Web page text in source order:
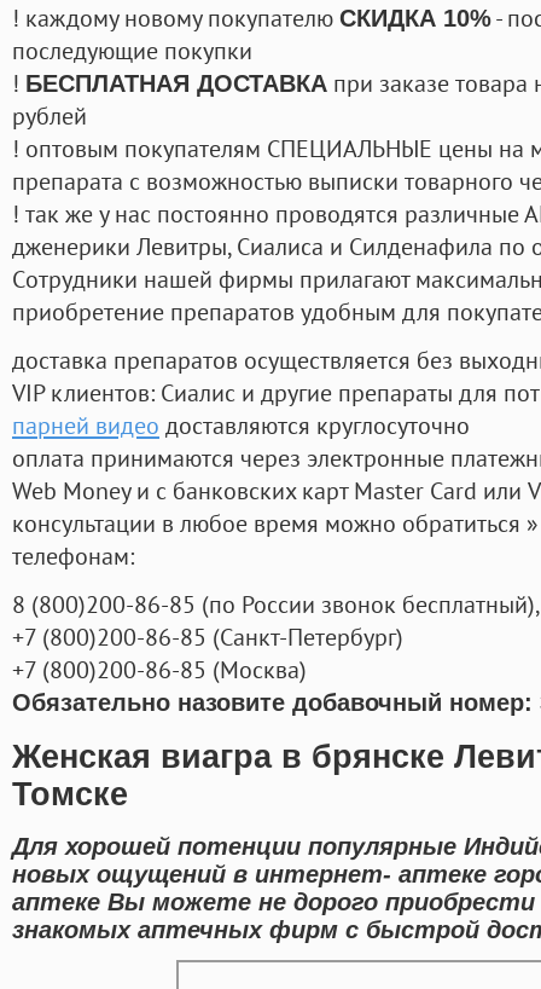
! каждому новому покупателю СКИДКА 10%-
последующие покупки
! БЕСПЛАТНАЯ ДОСТАВКА при заказе
рублей
! оптовым покупателям СПЕЦИАЛЬНЫЕ цены на
препарата с возможностью выписки товарного
! так же у нас постоянно проводятся
дженерики Левитры, Сиалиса и Силденафила по
Cотрудники нашей фирмы прилагают
приобретение препаратов удобным для
доставка препаратов осуществляется без
VIP клиентов: Сиалис и другие препараты для
парней видео доставляются круглосуточно
оплата принимаются через электронные
Web Money и с банковских карт Master Card или
консультации в любое время можно обратиться
телефонам:
8 (800)200-86-85 (по России звонок бесплатный),
+7 (800)200-86-85 (Санкт-Петербург)
+7 (800)200-86-85 (Москва)
Обязательно назовите добавочный номер:
Женская виагра в брянске
Томске
Для хорошей потенции популярные
новых ощущений в интернет- аптеке
аптеке Вы можете не дорого приобрести
знакомых аптечных фирм с быстрой